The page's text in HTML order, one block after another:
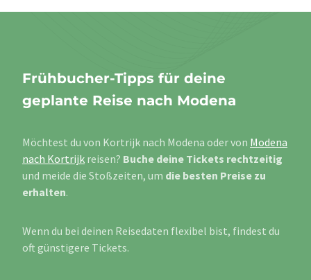
Frühbucher-Tipps für deine
geplante Reise nach Modena
Möchtest du von Kortrijk nach Modena oder von Modena
nach Kortrijk reisen? Buche deine Tickets rechtzeitig
und meide die Stoßzeiten, um die besten Preise zu
erhalten.
Wenn du bei deinen Reisedaten flexibel bist, findest du
oft günstigere Tickets.